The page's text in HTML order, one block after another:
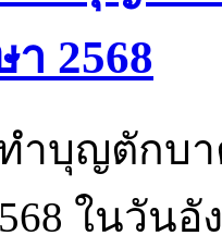
2568
ำบุญตักบ
ในวันอั